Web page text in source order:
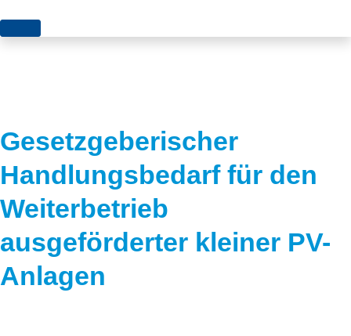
Themen
Flächen
Genehmigungen
Grundsatzfragen
Märkte
Netze
News
Blog
Karriere
Über uns
Stiftungsporträt
Gesetzgeberischer
Handlungsbedarf für den
Weiterbetrieb
ausgeförderter kleiner PV-
Anlagen